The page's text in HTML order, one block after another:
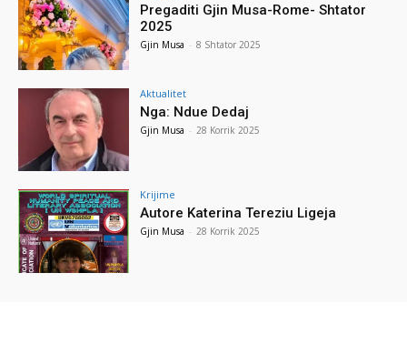
Pregaditi Gjin Musa-Rome- Shtator
2025
Gjin Musa - 8 Shtator 2025
Aktualitet
Nga: Ndue Dedaj
Gjin Musa - 28 Korrik 2025
Krijime
Autore Katerina Tereziu Ligeja
Gjin Musa - 28 Korrik 2025